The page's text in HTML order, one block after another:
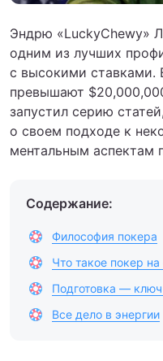
Эндрю «LuckyChewy»
одним из лучших
с высокими ставками.
превышают
запустил серию
о своем подходе к
ментальным аспектам
Содержание:
Философия покера
Что такое покер
Подготовка —
Все дело в энергии